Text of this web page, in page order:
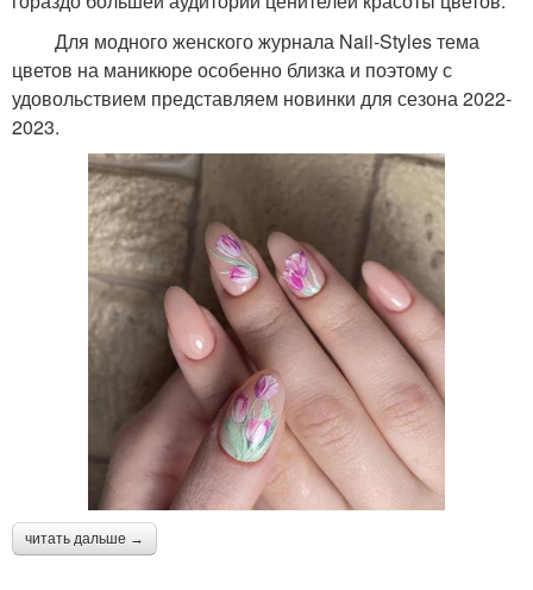
Для модного женского журнала Nail-Styles тема
цветов на маникюре особенно близка и поэтому с
удовольствием представляем новинки для сезона 2022-
2023.
читать дальше →